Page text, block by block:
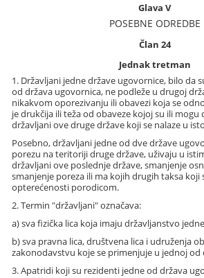
Glava V
POSEBNE ODREDBE
Član 24
Jednak tretman
1. Državljani jedne države ugovornice, bilo da
od država ugovornica, ne podleže u drugoj
nikakvom oporezivanju ili obavezi koja se
je drukčija ili teža od obaveze kojoj su ili
državljani ove druge države koji se nalaze u
Posebno, državljani jedne od dve države
porezu na teritoriji druge države, uživaju u
državljani ove poslednje države, smanjenje
smanjenje poreza ili ma kojih drugih taksa koji
opterećenosti porodicom.
2. Termin "državljani" označava:
a) sva fizička lica koja imaju državljanstvo
b) sva pravna lica, društvena lica i udruženja
zakonodavstvu koje se primenjuje u jednoj od
3. Apatridi koji su rezidenti jedne od država